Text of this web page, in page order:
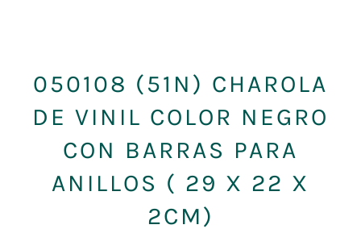
050108 (51N) CHAROLA
DE VINIL COLOR NEGRO
CON BARRAS PARA
ANILLOS ( 29 X 22 X
2CM)